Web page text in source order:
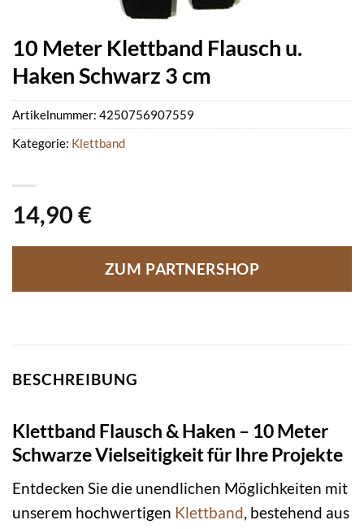
10 Meter Klettband Flausch u.
Haken Schwarz 3 cm
14,90 €
ZUM PARTNERSHOP
Artikelnummer: 4250756907559
Kategorie: Klettband
BESCHREIBUNG
Klettband Flausch & Haken – 10 Meter
Schwarze Vielseitigkeit für Ihre Projekte
Entdecken Sie die unendlichen Möglichkeiten mit
unserem hochwertigen Klettband , bestehend aus